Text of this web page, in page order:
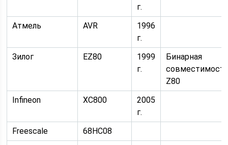
г.
Атмель
AVR
1996
г.
Зилог
EZ80
1999
г.
Бинарная
Z80
Infineon
XC800
2005
г.
Freescale
68HC08